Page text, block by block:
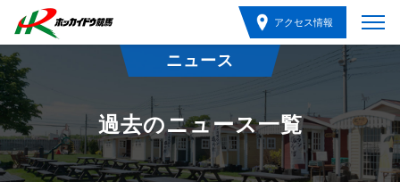
アクセス情報
ニュース
過去のニュース一覧